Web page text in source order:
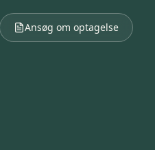
Ansøg om optagelse